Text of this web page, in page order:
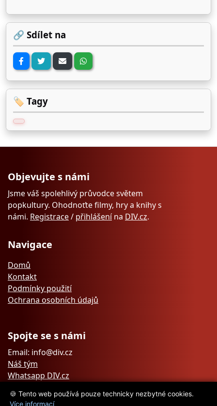
🔗 Sdílet na
🏷️ Tagy
Objevujte s námi
Jsme váš spolehlivý průvodce světem
popkultury. Ohodnoťte filmy, hry a knihy s
námi. Registrace/ přihlášenína DIV.cz.
Navigace
Domů
Kontakt
Podmínky použití
Ochrana osobních údajů
Spojte se s námi
Email: info@div.cz
Náš tým
Whatsapp DIV.cz
🍪 Tento web používá pouze technicky nezbytné cookies.
Více informací